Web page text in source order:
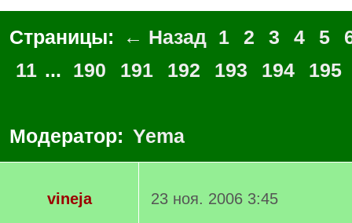
Страницы: ← Назад 1 2 3 4 5
11 ... 190 191 192 193 194 195
Модератор: Yema
vineja
23 ноя. 2006 3:45